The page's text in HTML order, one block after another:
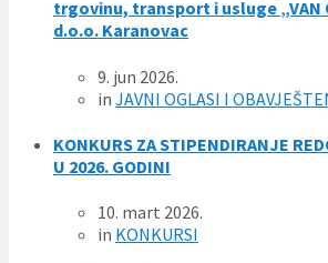
trgovinu, transport i usluge „VAN
d.o.o. Karanovac
9. jun 2026.
in JAVNI OGLASI I
KONKURS ZA STIPENDIRANJE
U 2026. GODINI
10. mart 2026.
in KONKURSI